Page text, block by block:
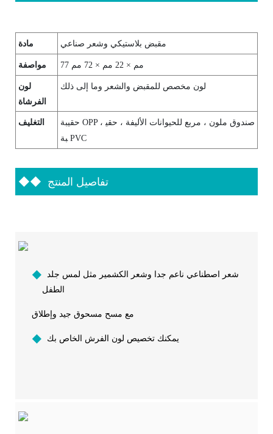
مادة مقبض بلاستيكي وشعر صناعي
مواصفة
لون
الفرشاة
التغليف
حقيبة OPP ، صندوق ملون ، مربع للحيوانات الأليفة ، حقي
بة PVC
◆◆ تفاصيل المنتج
◆
◆